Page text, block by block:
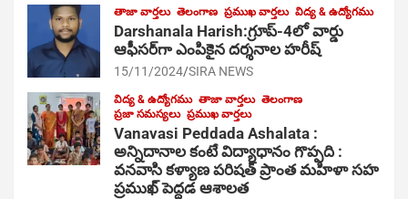
తాజా వార్తలు తెలంగాణ ప్రముఖ వార్తలు విద్య & ఉద్యోగము
Darshanala Harish:గ్రూప్-4లో వార్డు
ఆఫీసర్‌గా ఎంపికైన దర్శనాల హరీష్
15/11/2024 SIRA NEWS
విద్య & ఉద్యోగము తాజా వార్తలు తెలంగాణ
ప్రజా సమస్యలు ప్రముఖ వార్తలు
Vanavasi Peddada Ashalata :
అన్నిదానాల కంటే విద్యాధానం గొప్పది :
వనవాసి కళ్యాణ పరిషత్ ప్రాంత మహిళా సహ
ప్రముఖ్ పెద్దడ ఆశాలత